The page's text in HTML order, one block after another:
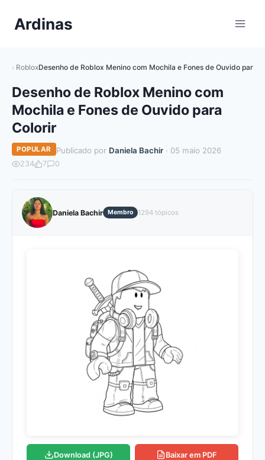
paraArdinas
RobloxDesenho de Roblox Menino com Mochila e Fones de Ouvido para
Desenho de Roblox Menino com
Mochila e Fones de Ouvido para
Colorir
POPULAR Publicado por Daniela Bachir· 05 maio 2026
234 7 0
Daniela Bachir Membro 1294 tópicos
Download (JPG) Baixar em PDF